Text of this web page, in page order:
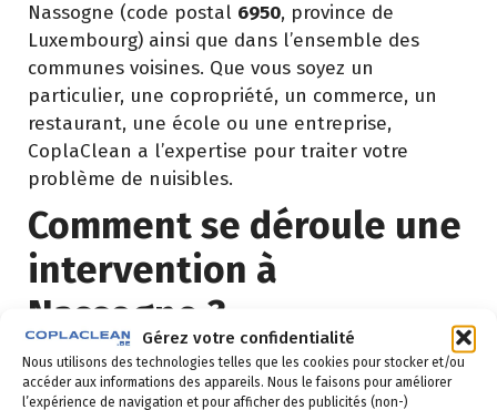
Gérez votre confidentialité
Nous utilisons des technologies telles que les cookies pour stocker et/ou
accéder aux informations des appareils. Nous le faisons pour améliorer
l’expérience de navigation et pour afficher des publicités (non-)
Nassogne (code postal 6950, province de
Luxembourg) ainsi que dans l’ensemble des
communes voisines. Que vous soyez un
particulier, une copropriété, un commerce, un
restaurant, une école ou une entreprise,
CoplaClean a l’expertise pour traiter votre
problème de nuisibles.
Comment se déroule une
intervention à
Nassogne ?
Demande de devis: vous remplissez le
formulaire ci-dessous ou vous nous appelez au